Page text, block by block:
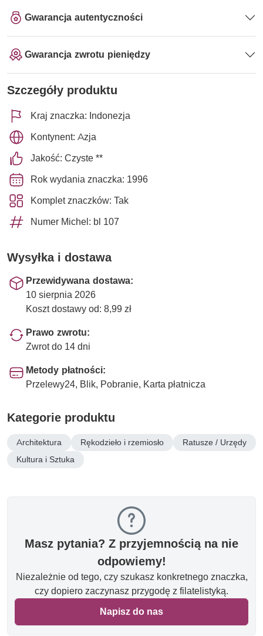
Gwarancja autentyczności
Gwarancja zwrotu pieniędzy
Szczegóły produktu
Kraj znaczka: Indonezja
Kontynent: Azja
Jakość: Czyste **
Rok wydania znaczka: 1996
Komplet znaczków: Tak
Numer Michel: bl 107
Wysyłka i dostawa
Przewidywana dostawa:
10 sierpnia 2026
Koszt dostawy od: 8,99 zł
Prawo zwrotu:
Zwrot do 14 dni
Metody płatności:
Przelewy24, Blik, Pobranie, Karta płatnicza
Kategorie produktu
Architektura Rękodzieło i rzemiosło
Ratusze / Urzędy
Kultura i Sztuka
Masz pytania? Z przyjemnością na nie
odpowiemy!
Niezależnie od tego, czy szukasz konkretnego znaczka,
czy dopiero zaczynasz przygodę z filatelistyką.
Napisz do nas